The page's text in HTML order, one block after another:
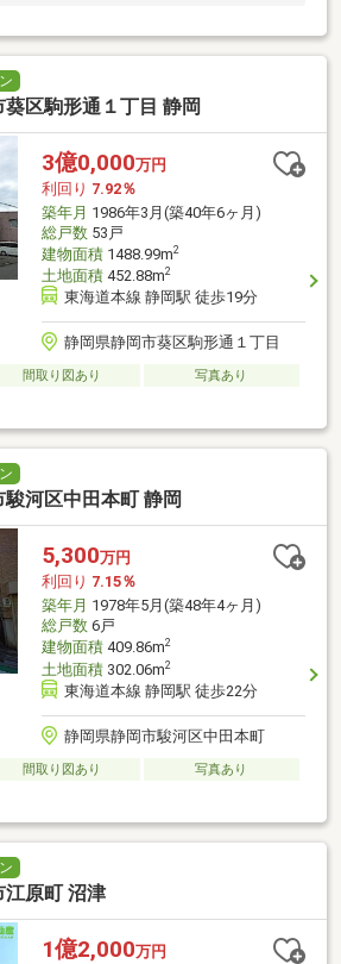
区駒形通１丁目 静岡
3億0,000万円
利回り 7.92％
築年月 1986年3月(築40年6ヶ月)
総戸数53戸
建物面積1488.99m2
土地面積452.88m2
東海道本線 静岡駅 徒歩19分
静岡県静岡市葵区駒形通１丁目
間取り図あり
写真あり
河区中田本町 静岡
5,300万円
利回り 7.15％
築年月 1978年5月(築48年4ヶ月)
総戸数6戸
建物面積409.86m2
土地面積302.06m2
東海道本線 静岡駅 徒歩22分
静岡県静岡市駿河区中田本町
間取り図あり
写真あり
原町 沼津
1億2,000万円